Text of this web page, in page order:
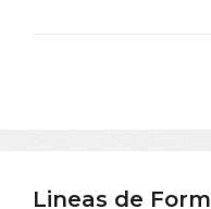
Lineas de